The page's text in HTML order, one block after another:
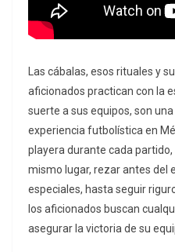
Las cábalas, esos rituales y
aficionados practican con la
suerte a sus equipos, son
experiencia futbolística en
playera durante cada
mismo lugar, rezar antes del
especiales, hasta seguir
los aficionados buscan
asegurar la victoria de su